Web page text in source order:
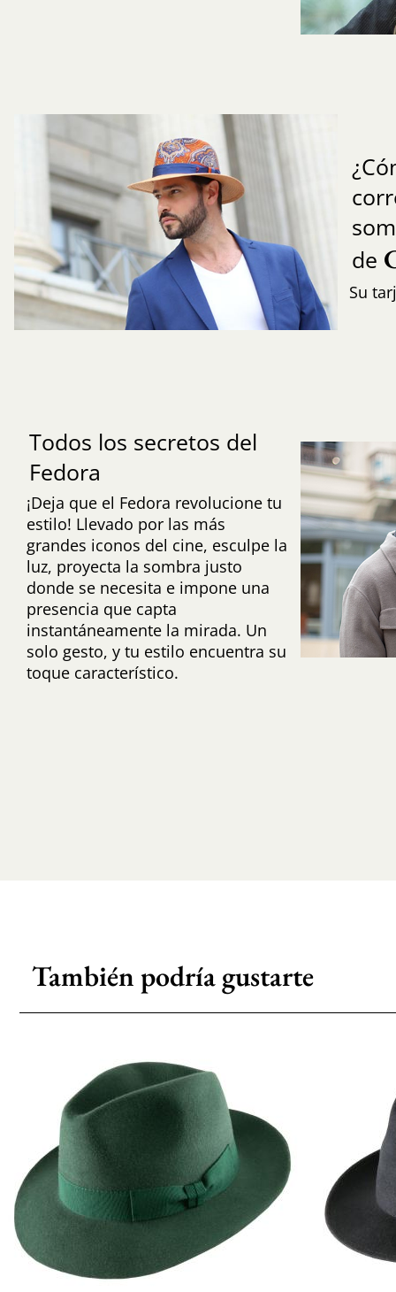
de
Su
Todos los secretos del
Fedora
¡Deja que el Fedora revolucione tu
estilo! Llevado por las más
grandes iconos del cine, esculpe la
luz, proyecta la sombra justo
donde se necesita e impone una
presencia que capta
instantáneamente la mirada. Un
solo gesto, y tu estilo encuentra su
toque característico.
También podría gustarte